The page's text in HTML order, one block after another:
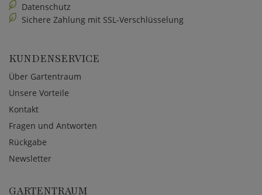
Datenschutz
Sichere Zahlung mit SSL-Verschlüsselung
KUNDENSERVICE
Über Gartentraum
Unsere Vorteile
Kontakt
Fragen und Antworten
Rückgabe
Newsletter
GARTENTRAUM